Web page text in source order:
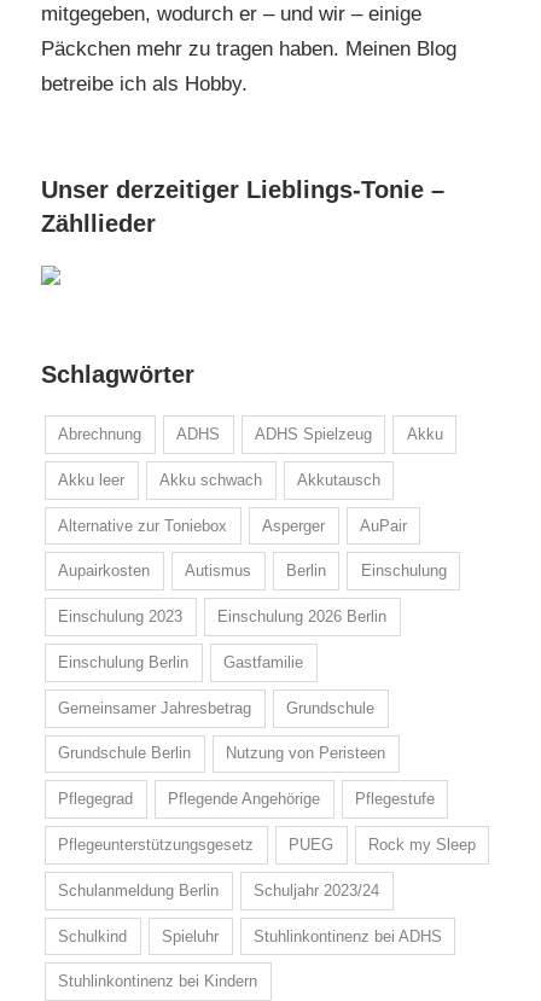
mitgegeben, wodurch er – und wir – einige
Päckchen mehr zu tragen haben. Meinen Blog
betreibe ich als Hobby.
Unser derzeitiger Lieblings-Tonie –
Zähllieder
Schlagwörter
Abrechnung ADHS ADHS Spielzeug Akku
Akku leer Akku schwach Akkutausch
Alternative zur Toniebox Asperger AuPair
Aupairkosten Autismus Berlin Einschulung
Einschulung 2023 Einschulung 2026 Berlin
Einschulung Berlin Gastfamilie
Gemeinsamer Jahresbetrag Grundschule
Grundschule Berlin Nutzung von Peristeen
Pflegegrad Pflegende Angehörige Pflegestufe
Pflegeunterstützungsgesetz PUEG Rock my Sleep
Schulanmeldung Berlin Schuljahr 2023/24
Schulkind Spieluhr Stuhlinkontinenz bei ADHS
Stuhlinkontinenz bei Kindern